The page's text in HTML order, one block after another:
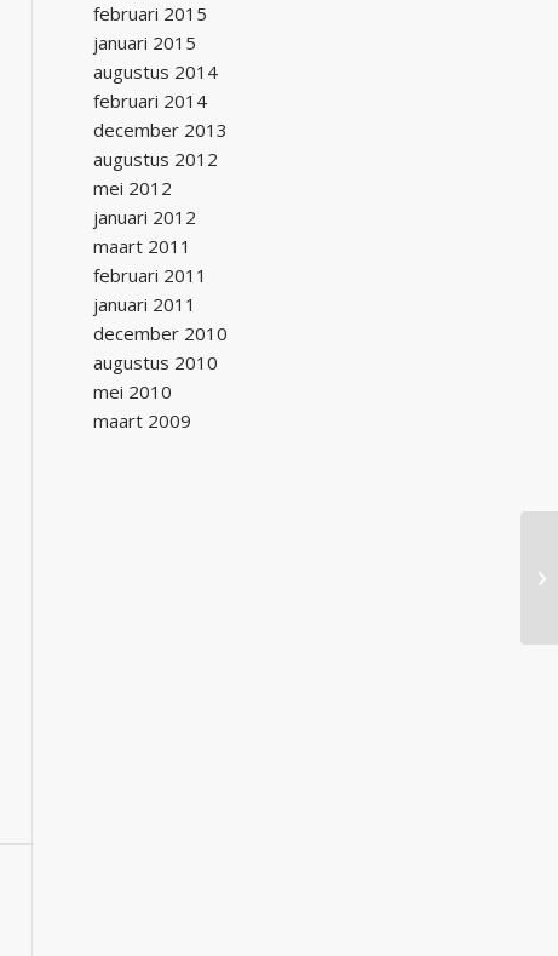
februari 2015
januari 2015
augustus 2014
februari 2014
december 2013
augustus 2012
mei 2012
januari 2012
maart 2011
februari 2011
januari 2011
december 2010
augustus 2010
mei 2010
maart 2009